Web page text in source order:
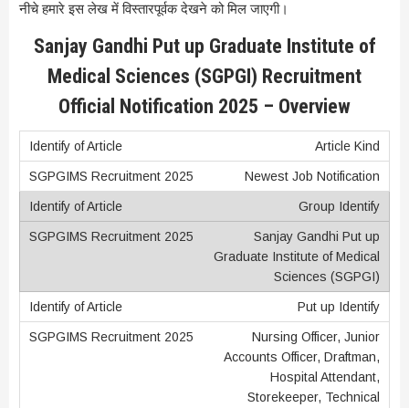
नीचे हमारे इस लेख में विस्तारपूर्वक देखने को मिल जाएगी।
Sanjay Gandhi Put up Graduate Institute of
Medical Sciences (SGPGI) Recruitment
Official Notification 2025 – Overview
Article Kind
Newest Job Notification
Group Identify
Sanjay Gandhi Put up
Graduate Institute of Medical
Sciences (SGPGI)
Put up Identify
Nursing Officer, Junior
Accounts Officer, Draftman,
Hospital Attendant,
Storekeeper, Technical